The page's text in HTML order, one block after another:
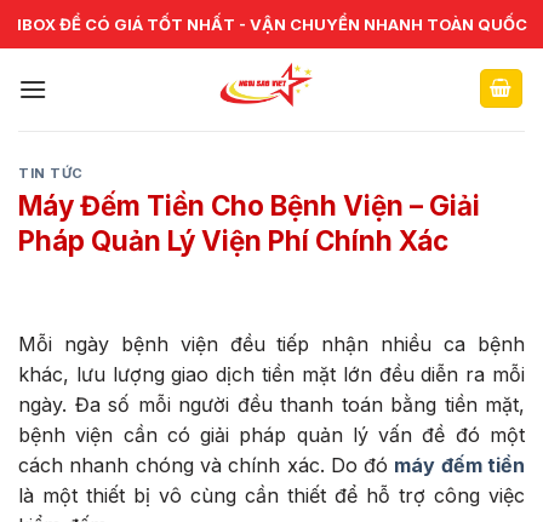
Skip
to
CHUYÊN CUNG CẤP VÀ SỬA CHỮA VẬT TƯ NGÂN HÀNG TOÀN
QUỐC
TIN TỨC
Máy Đếm Tiền Cho Bệnh Viện – Giải
Pháp Quản Lý Viện Phí Chính Xác
Mỗi ngày bệnh viện đều tiếp nhận nhiều ca bệnh
khác, lưu lượng giao dịch tiền mặt lớn đều diễn ra mỗi
ngày. Đa số mỗi người đều thanh toán bằng tiền mặt,
bệnh viện cần có giải pháp quản lý vấn đề đó một
cách nhanh chóng và chính xác. Do đó máy đếm tiền
là một thiết bị vô cùng cần thiết để hỗ trợ công việc
IBOX ĐỂ CÓ GIÁ TỐT NHẤT - VẬN CHUYỂN NHANH TOÀN QUỐC